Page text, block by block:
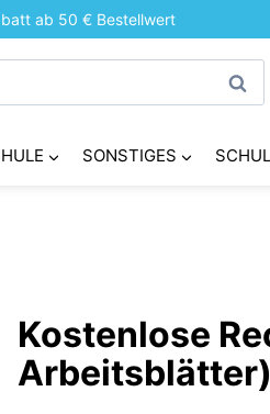
ab 50 € Bestellwert
SONSTIGES
Kostenlose
Arbeitsblätter)